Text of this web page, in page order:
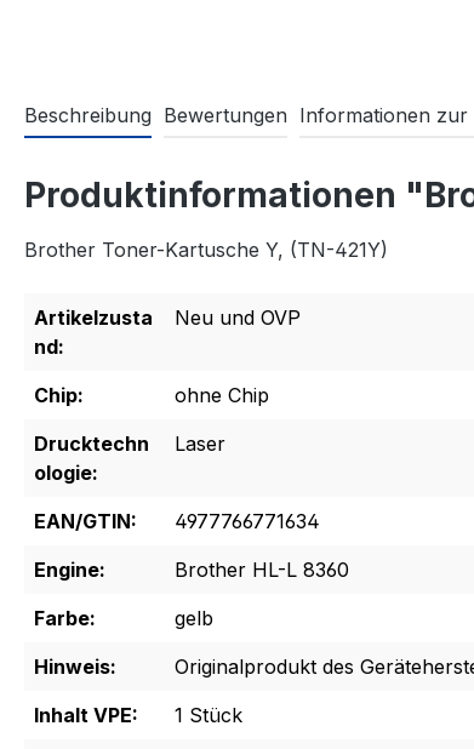
Beschreibung Bewertungen Informationen zur
Produktinformationen
Brother Toner-Kartusche Y, (TN-421Y)
Artikelzusta
nd:
Neu und OVP
Chip:
ohne Chip
Drucktechn
ologie:
Laser
EAN/GTIN:
4977766771634
Engine:
Brother HL-L 8360
Farbe:
gelb
Hinweis:
Originalprodukt des
Inhalt VPE:
1 Stück